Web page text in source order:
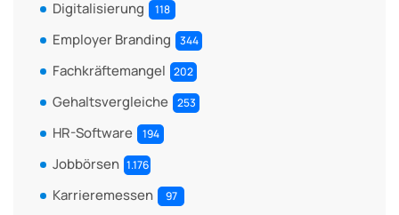
Digitalisierung 118
Employer Branding 344
Fachkräftemangel 202
Gehaltsvergleiche 253
HR-Software 194
Jobbörsen 1.176
Karrieremessen 97